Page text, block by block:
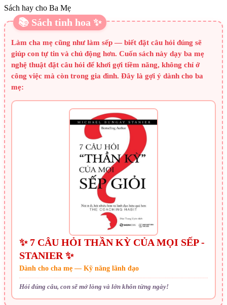
Sách hay cho Ba Mẹ
📚 Sách tinh hoa ✨
Làm cha mẹ cũng như làm sếp — biết đặt câu hỏi đúng sẽ
giúp con tự tin và chủ động hơn. Cuốn sách này dạy ba mẹ
nghệ thuật đặt câu hỏi để khơi gợi tiềm năng, không chỉ ở
công việc mà còn trong gia đình. Đây là gợi ý dành cho ba
mẹ:
✨ 7 CÂU HỎI THẦN KỲ CỦA MỌI SẾP -
STANIER ✨
Dành cho cha mẹ — Kỹ năng lãnh đạo
Hỏi đúng câu, con sẽ mở lòng và lớn khôn từng ngày!